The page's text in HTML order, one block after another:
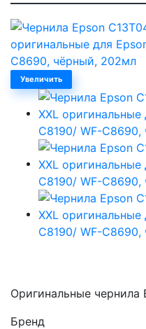
Увеличить
Оригинальные чернила
Бренд